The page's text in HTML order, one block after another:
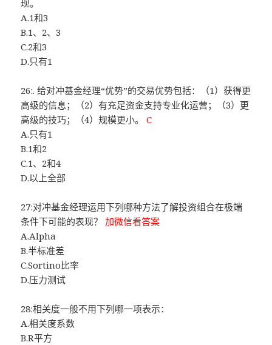
现。
A.1和3
B.1、2、3
C.2和3
D.只有1
26:. 给对冲基金经理“优势”的交易优势包括：（1）获得更
高级的信息；（2）有充足资金支持专业化运营；（3）更
高级的技巧；（4）规模更小。C
A.只有1
B.1和2
C.1、2和4
D.以上全部
27:对冲基金经理运用下列哪种方法了解投资组合在极端
条件下可能的表现？加微信看答案
A.Alpha
B.半标准差
C.Sortino比率
D.压力测试
28:相关度一般不用下列哪一项表示：
A.相关度系数
B.R平方